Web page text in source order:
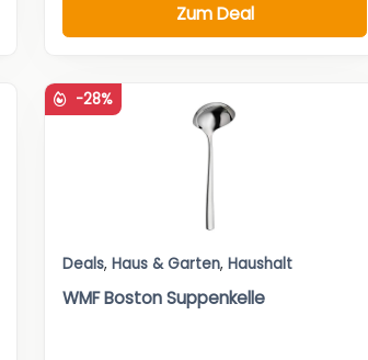
Zum Deal
-28%
Deals, Haus & Garten, Haushalt
WMF Boston Suppenkelle